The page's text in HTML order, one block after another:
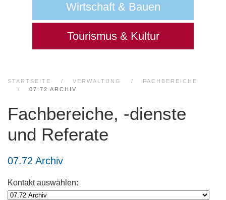
Wirtschaft & Bauen
Tourismus & Kultur
STARTSEITE VERWALTUNG
FACHBEREICHE
07.72 ARCHIV
Fachbereiche, -dienste
und Referate
07.72 Archiv
Kontakt auswählen: